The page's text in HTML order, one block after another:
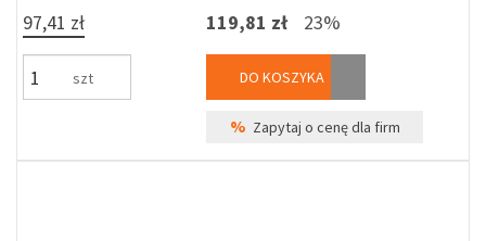
97,41 zł
szt
119,81 zł 23%
DO KOSZYKA
% Zapytaj o cenę dla firm